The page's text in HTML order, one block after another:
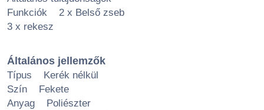
Funkciók 2 x Belső zseb
3 x rekesz
Általános jellemzők
Típus Kerék nélkül
Szín Fekete
Anyag Poliészter